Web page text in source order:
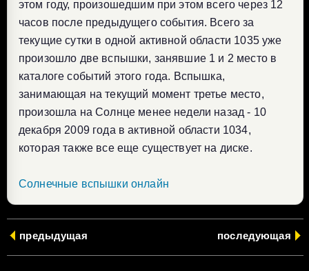
этом году, произошедшим при этом всего через 12
часов после предыдущего события. Всего за
текущие сутки в одной активной области 1035 уже
произошло две вспышки, занявшие 1 и 2 место в
каталоге событий этого года. Вспышка,
занимающая на текущий момент третье место,
произошла на Солнце менее недели назад - 10
декабря 2009 года в активной области 1034,
которая также все еще существует на диске.
Солнечные вспышки онлайн
предыдущая последующая